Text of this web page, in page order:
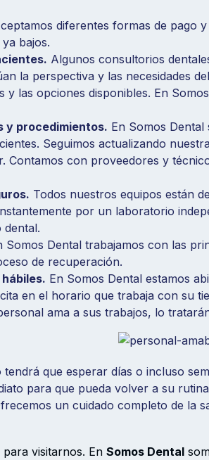
diferentes formas de pago
bajos.
Algunos consultorios
la perspectiva y las necesidades
y las opciones disponibles. En
y procedimientos. En Somos
Seguimos actualizando
Contamos con proveedores y
Todos nuestros equipos están
por un laboratorio
dental.
Somos Dental trabajamos con las
de recuperación.
En Somos Dental estamos
en el horario que trabaja con su
ama a sus trabajos, lo
tendrá que esperar días o incluso
para que pueda volver a su
un cuidado completo de la
para visitarnos. EnSomos Dental